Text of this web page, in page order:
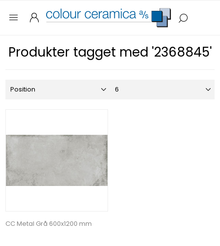
Produkter tagget med '2368845'
CC Metal Grå 600x1200 mm